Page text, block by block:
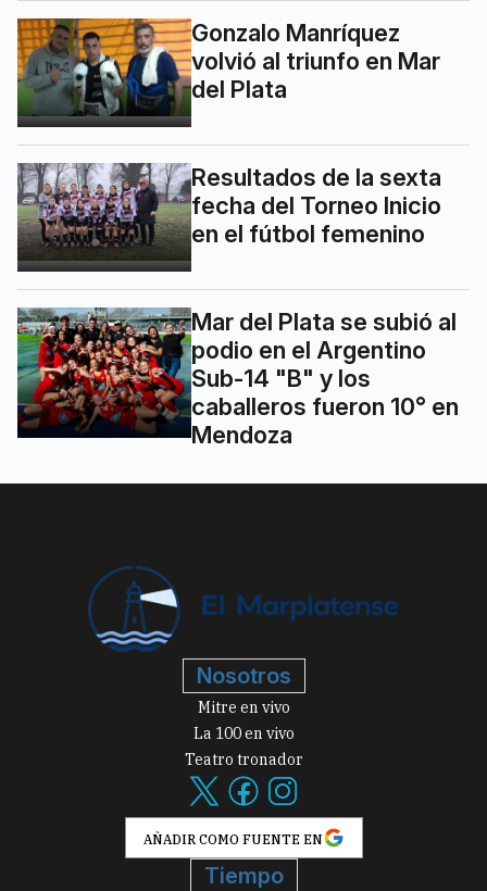
Gonzalo Manríquez
volvió al triunfo en Mar
del Plata
Resultados de la sexta
fecha del Torneo Inicio
en el fútbol femenino
Mar del Plata se subió al
podio en el Argentino
Sub-14 "B" y los
caballeros fueron 10° en
Mendoza
Nosotros
Mitre en vivo
La 100 en vivo
Teatro tronador
AÑADIR COMO FUENTE EN
Tiempo